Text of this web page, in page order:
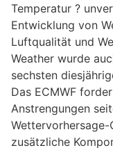
Temperatur ?
Entwicklung von
Luftqualität und
Weather wurde
sechsten
Das ECMWF
Anstrengungen
zusätzliche